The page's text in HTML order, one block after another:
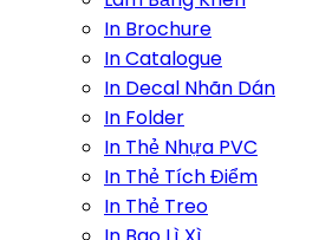
In Brochure
In Catalogue
In Decal Nhãn Dán
In Folder
In Thẻ Nhựa PVC
In Thẻ Tích Điểm
In Thẻ Treo